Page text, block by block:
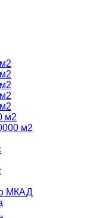
м2
м2
МКАД